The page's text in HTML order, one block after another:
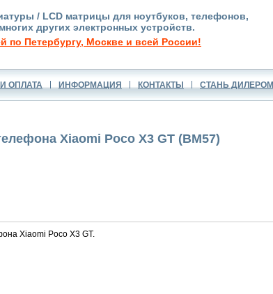
/ LCD матрицы для ноутбуков, телефонов,
других электронных устройств.
по Петербургу, Москве и всей России!
ОПЛАТА ИНФОРМАЦИЯ КОНТАКТЫ СТАНЬ ДИЛЕРОМ
Xiaomi Poco X3 GT (BM57)
Xiaomi Poco X3 GT.